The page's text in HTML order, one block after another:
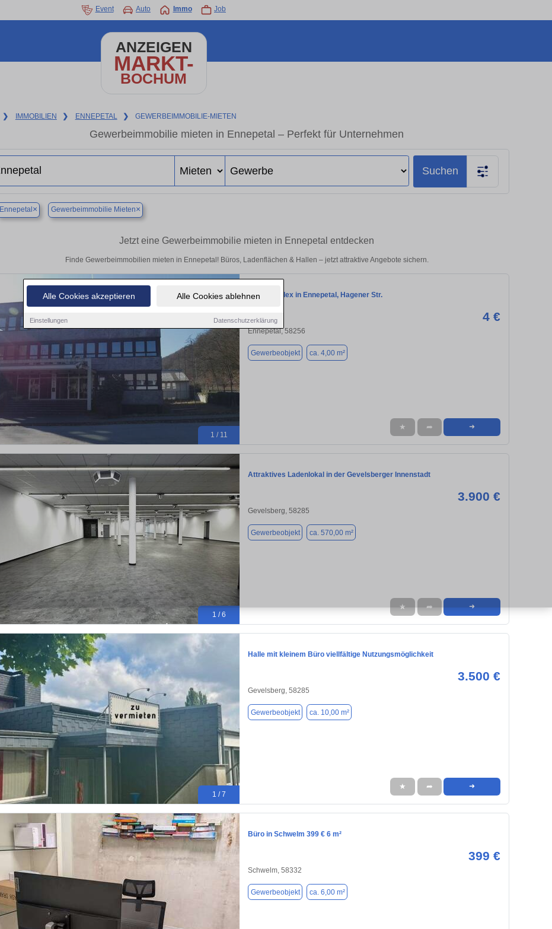
Alle Cookies akzeptieren Alle Cookies ablehnen
Einstellungen Datenschutzerklärung
Event Auto Immo Job
ANZEIGEN
MARKT-
BOCHUM
❯ IMMOBILIEN ❯ ENNEPETAL ❯ GEWERBEIMMOBILIE-MIETEN
Gewerbeimmobilie mieten in Ennepetal – Perfekt für Unternehmen
Suchen
Ennepetal × Gewerbeimmobilie Mieten×
Jetzt eine Gewerbeimmobilie mieten in Ennepetal entdecken
Finde Gewerbeimmobilien mieten in Ennepetal! Büros, Ladenflächen & Hallen – jetzt attraktive Angebote sichern.
1 / 11
Bürokomplex in Ennepetal, Hagener Str.
4 €
Ennepetal, 58256
Gewerbeobjekt ca. 4,00 m²
★ ➦ ➜
1 / 6
Attraktives Ladenlokal in der Gevelsberger Innenstadt
3.900 €
Gevelsberg, 58285
Gewerbeobjekt ca. 570,00 m²
★ ➦ ➜
1 / 7
Halle mit kleinem Büro viellfältige Nutzungsmöglichkeit
3.500 €
Gevelsberg, 58285
Gewerbeobjekt ca. 10,00 m²
★ ➦ ➜
Büro in Schwelm 399 € 6 m²
399 €
Schwelm, 58332
Gewerbeobjekt ca. 6,00 m²